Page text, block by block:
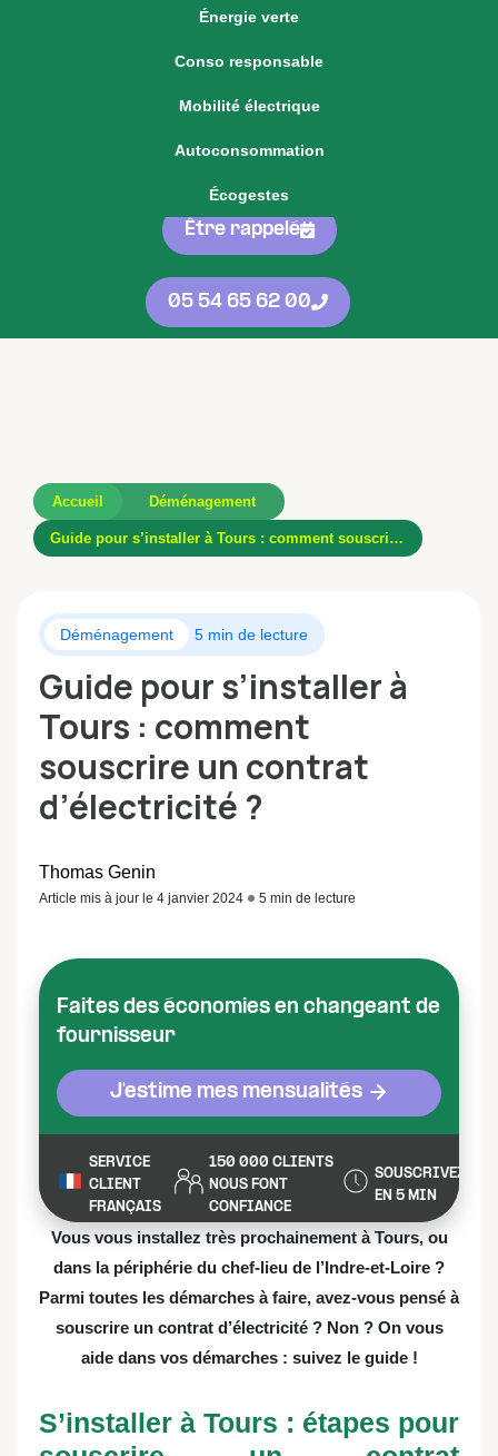
Énergie verte
Conso responsable
Mobilité électrique
Autoconsommation
Écogestes
Voir notre offre d'énergie fixe
05 54 65 62 00
Être rappelé
05 54 65 62 00
Accueil Déménagement
Guide pour s’installer à Tours : comment souscrire un contrat d’électricité ?
Déménagement 5 min de lecture
Guide pour s’installer à
Tours : comment
souscrire un contrat
d’électricité ?
Thomas Genin
Article mis à jour le 4 janvier 2024 5 min de lecture
Faites des économies en changeant de
fournisseur
J'estime mes mensualités
SERVICE
CLIENT
FRANÇAIS
150 000 CLIENTS
NOUS FONT
CONFIANCE
SOUSCRIVEZ
EN 5 MIN
Vous vous installez très prochainement à Tours, ou
dans la périphérie du chef-lieu de l’Indre-et-Loire ?
Parmi toutes les démarches à faire, avez-vous pensé à
souscrire un contrat d’électricité ? Non ? On vous
aide dans vos démarches : suivez le guide !
S’installer à Tours : étapes pour